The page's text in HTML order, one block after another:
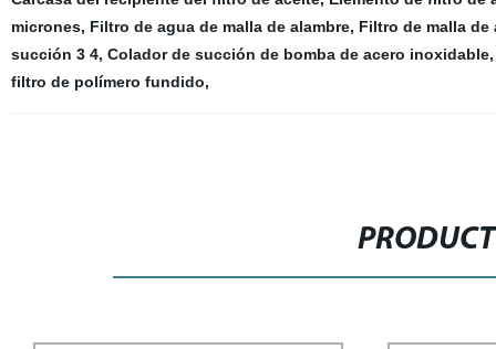
micrones, Filtro de agua de malla de alambre, Filtro de malla de
succión 3 4, Colador de succión de bomba de acero inoxidable
filtro de polímero fundido,